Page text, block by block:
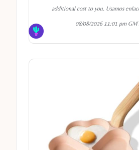
additional cost to you. Usamos
08/08/2026 11:01 pm